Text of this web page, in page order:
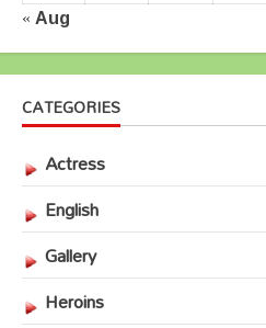
« Aug
CATEGORIES
Actress
English
Gallery
Heroins